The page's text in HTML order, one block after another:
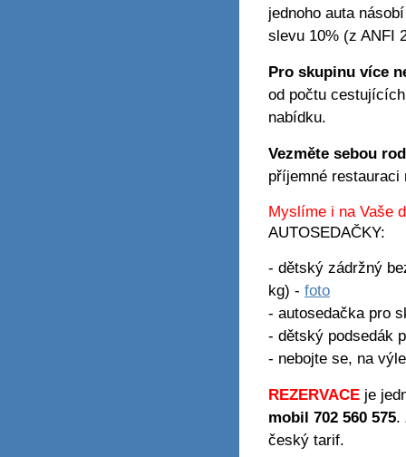
jednoho auta
slevu 10% (z ANFI
Pro skupinu více
od počtu
nabídku.
Vezměte sebou
příjemné
Myslíme i na Vaše
AUTOSEDAČKY:
- dětský zádržný
kg) - foto
- autosedačka pro
- dětský podsedák
- nebojte se, na
REZERVACE je
mobil 702 560 575.
český tarif.